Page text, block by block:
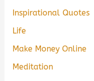
Inspirational Quotes
Life
Make Money Online
Meditation